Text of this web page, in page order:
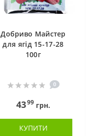
Добриво Майстер
для ягід 15-17-28
100г
0
4399 грн.
КУПИТИ